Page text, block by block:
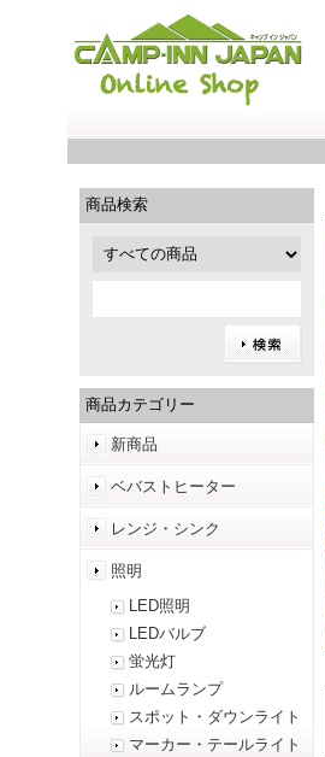
商品検索
商品カテゴリー
新商品
ベバストヒーター
レンジ・シンク
照明
LED照明
LEDバルブ
蛍光灯
ルームランプ
スポット・ダウンライト
マーカー・テールライト